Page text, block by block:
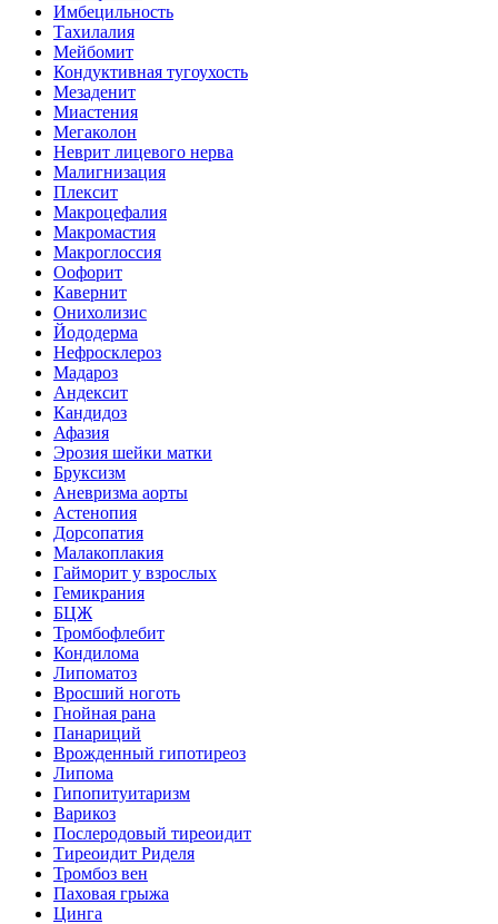
Имбецильность
Тахилалия
Мейбомит
Кондуктивная тугоухость
Мезаденит
Миастения
Мегаколон
Неврит лицевого нерва
Малигнизация
Плексит
Макроцефалия
Макромастия
Макроглоссия
Оофорит
Кавернит
Онихолизис
Йододерма
Нефросклероз
Мадароз
Андексит
Кандидоз
Афазия
Эрозия шейки матки
Бруксизм
Аневризма аорты
Астенопия
Дорсопатия
Малакоплакия
Гайморит у взрослых
Гемикрания
БЦЖ
Тромбофлебит
Кондилома
Липоматоз
Вросший ноготь
Гнойная рана
Панариций
Врожденный гипотиреоз
Липома
Гипопитуитаризм
Варикоз
Послеродовый тиреоидит
Тиреоидит Риделя
Тромбоз вен
Паховая грыжа
Цинга